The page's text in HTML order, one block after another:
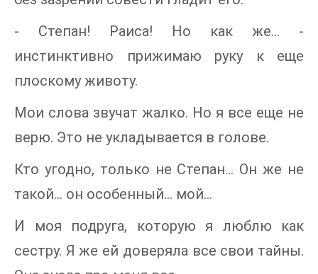
- Степан! Раиса! Но как же… -
инстинктивно прижимаю руку к еще
плоскому животу.
Мои слова звучат жалко. Но я все еще не
верю. Это не укладывается в голове.
Кто угодно, только не Степан… Он же не
такой… он особенный… мой…
И моя подруга, которую я люблю как
сестру. Я же ей доверяла все свои тайны.